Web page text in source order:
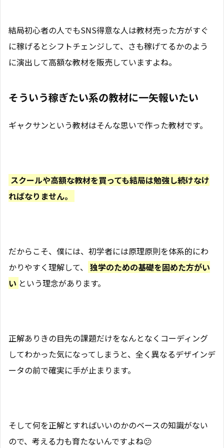
結局初心者の人でもSNS得意な人は教材売った方がすぐ
に稼げるとシフトチェンジして、さも稼げてるかのよう
に演出して高額な教材を販売していますよね。
そういう稼ぎたい系の教材に一矢報いたい
ギャクサンという教材はそんな思いで作った教材です。
スクールや高額な教材を買っても結局は勉強し続けなけ
ればなりません。
だからこそ、僕には、初学者には原理原則を体系的にわ
かりやすく理解して、 独学のための基礎を固めた方がい
い という理念があります。
正解ありきの目先の課題だけをなんとなくコーディング
してわかった気になってしまうと、全く異なるデザインデ
ータの前で確実に手が止まります。
そして何を正解とすればいいのかのベースの知識がない
ので、考える力も育たないんですよね😕